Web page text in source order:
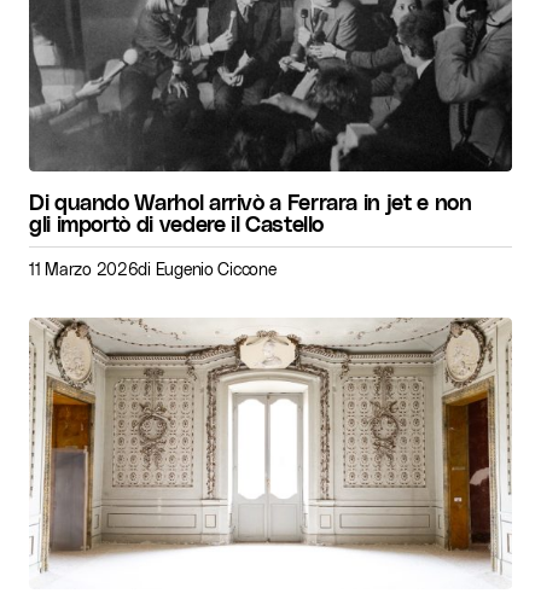
Di quando Warhol arrivò a Ferrara in jet e non
gli importò di vedere il Castello
11 Marzo 2026di Eugenio Ciccone